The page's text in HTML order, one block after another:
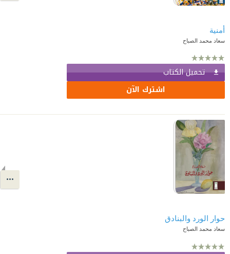
أمنية
سعاد محمد الصباح
تحميل الكتاب
اشترك الآن
حوار الورد والبنادق
سعاد محمد الصباح